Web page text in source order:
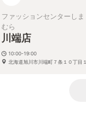
ファッションセンターしま
むら
川端店
10:00-19:00
北海道旭川市川端町７条１０丁目１